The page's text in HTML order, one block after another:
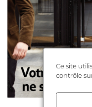
Ce site
contrôle